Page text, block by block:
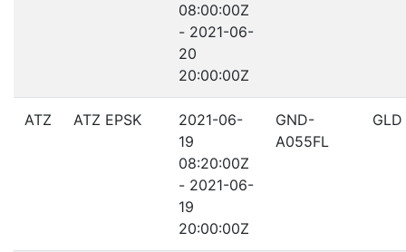
08:00:00Z
- 2021-06-
20
20:00:00Z
ATZ ATZ EPSK
2021-06-
19
08:20:00Z
- 2021-06-
19
20:00:00Z
GND-
A055FL
GLD